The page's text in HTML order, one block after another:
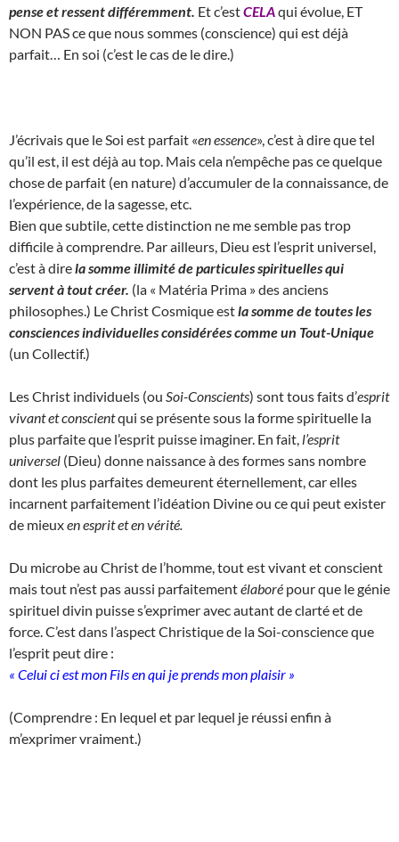
pense et ressent différemment. Et c’estCELAqui évolue, ET
NON PAS ce que nous sommes (conscience) qui est déjà
parfait… En soi (c’est le cas de le dire.)
J’écrivais que le Soi est parfait «en essence», c’est à dire que tel
qu’il est, il est déjà au top. Mais cela n’empêche pas ce quelque
chose de parfait (en nature) d’accumuler de la connaissance, de
l’expérience, de la sagesse, etc.
Bien que subtile, cette distinction ne me semble pas trop
difficile à comprendre. Par ailleurs, Dieu est l’esprit universel,
c’est à direla somme illimité de particules spirituelles qui
servent à tout créer. (la « Matéria Prima » des anciens
philosophes.) Le Christ Cosmique estla somme de toutes les
consciences individuelles considérées comme un Tout-Unique
(un Collectif.)
Les Christ individuels (ou Soi-Conscients) sont tous faits d’esprit
vivant et conscientqui se présente sous la forme spirituelle la
plus parfaite que l’esprit puisse imaginer. En fait, l’esprit
universel (Dieu) donne naissance à des formes sans nombre
dont les plus parfaites demeurent éternellement, car elles
incarnent parfaitement l’idéation Divine ou ce qui peut exister
de mieuxen esprit et en vérité.
Du microbe au Christ de l’homme, tout est vivant et conscient
mais tout n’est pas aussi parfaitementélaboré pour que le génie
spirituel divin puisse s’exprimer avec autant de clarté et de
force. C’est dans l’aspect Christique de la Soi-conscience que
l’esprit peut dire :
« Celui ci est mon Fils en qui je prends mon plaisir »
(Comprendre : En lequel et par lequel je réussi enfin à
m’exprimer vraiment.)